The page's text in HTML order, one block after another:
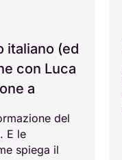
italiano (ed
con Luca
a
del
E le
spiega il